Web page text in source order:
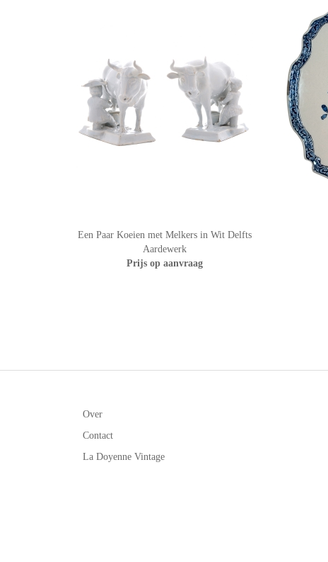
Een Paar Koeien met Melkers in Wit Delfts
Aardewerk
Prijs op aanvraag
Over
Contact
La Doyenne Vintage